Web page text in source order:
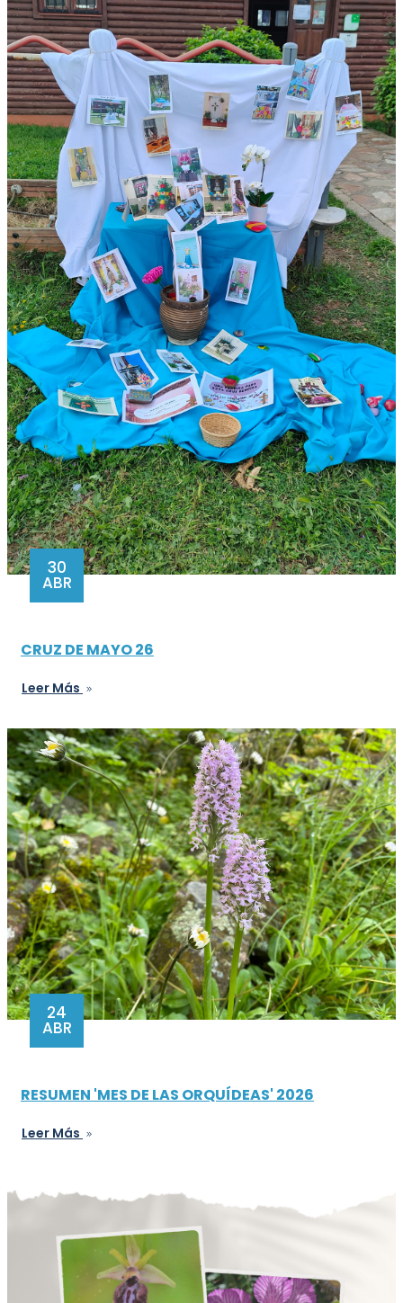
30
ABR
CRUZ DE MAYO 26
Leer Más
24
ABR
RESUMEN 'MES DE LAS ORQUÍDEAS' 2026
Leer Más